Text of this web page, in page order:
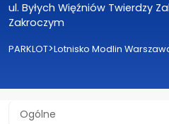
ul. Byłych Więźniów Twierdzy
Zakroczym
PARKLOT>Lotnisko Modlin
Ogólne